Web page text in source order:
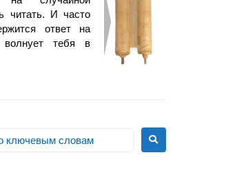
читать. И часто
ответ на
волнует тебя в